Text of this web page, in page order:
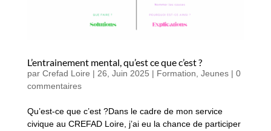
L’entrainement mental, qu’est ce que c’est ?
par Crefad Loire | 26, Juin 2025 | Formation Jeunes| 0
commentaires
Qu’est-ce que c’est ?Dans le cadre de mon service
civique au CREFAD Loire, j’ai eu la chance de participer